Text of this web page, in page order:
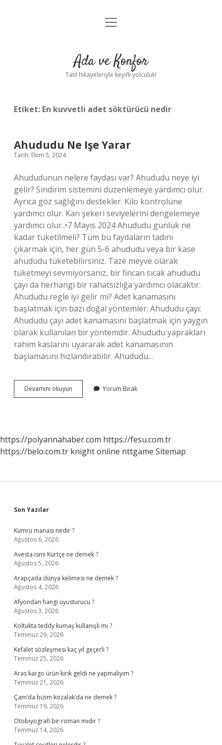
Anasayfa
Yasal Uyarı
menüyü
Ada ve Konfor
Tatil hikayeleriyle keyifli yolculuk!
Etiket: En kuvvetli adet söktürücü nedir
Ahududu Ne Işe Yarar
Tarih: Ekim 5, 2024
Ahududunun nelere faydası var? Ahududu neye iyi
gelir? Sindirim sistemini düzenlemeye yardımcı olur.
Ayrıca göz sağlığını destekler. Kilo kontrolüne
yardımcı olur. Kan şekeri seviyelerini dengelemeye
yardımcı olur..•7 Mayıs 2024 Ahududu günlük ne
kadar tüketilmeli? Tüm bu faydaların tadını
çıkarmak için, her gün 5-6 ahududu veya bir kase
ahududu tüketebilirsiniz. Taze meyve olarak
tüketmeyi sevmiyorsanız, bir fincan sıcak ahududu
çayı da herhangi bir rahatsızlığa yardımcı olacaktır.
Ahududu regle iyi gelir mi? Adet kanamasını
başlatmak için bazı doğal yöntemler: Ahududu çayı:
Ahududu çayı adet kanamasını başlatmak için yaygın
olarak kullanılan bir yöntemdir. Ahududu yaprakları
rahim kaslarını uyararak adet kanamasının
başlamasını hızlandırabilir. Ahududu…
Devamını okuyun Ahududu
Ne
Yorum Bırak
https://polyannahaber.com https://fesu.com.tr
https://belo.com.tr knight online nttgame Sitemap
Sidebar
Son Yazılar
Kumru manası nedir ?
Ağustos 6, 2026
Avesta ismi Kürtçe ne demek ?
Ağustos 5, 2026
Arapçada dünya kelimesi ne demek ?
Ağustos 4, 2026
Afyondan hangi uyusturucu ?
Ağustos 3, 2026
Koltukta teddy kumaş kullanışlı mı ?
Temmuz 29, 2026
Kefalet sözleşmesi kaç yıl geçerli ?
Temmuz 25, 2026
Aras kargo ürün kırık geldi ne yapmalıyım ?
Temmuz 21, 2026
Çam’da bizim kozalak’da ne demek ?
Temmuz 19, 2026
Otobiyografi bir roman mıdır ?
Temmuz 14, 2026